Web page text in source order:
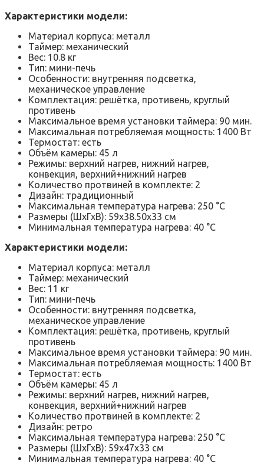
Характеристики модели:
Материал корпуса: металл
Таймер: механический
Вес: 10.8 кг
Тип: мини-печь
Особенности: внутренняя подсветка,
механическое управление
Комплектация: решётка, противень, круглый
противень
Максимальное время установки таймера: 90 мин.
Максимальная потребляемая мощность: 1400 Вт
Термостат: есть
Объём камеры: 45 л
Режимы: верхний нагрев, нижний нагрев,
конвекция, верхний+нижний нагрев
Количество протвиней в комплекте: 2
Дизайн: традиционный
Максимальная температура нагрева: 250 °C
Размеры (ШхГхВ): 59х38.50х33 см
Минимальная температура нагрева: 40 °C
Характеристики модели:
Материал корпуса: металл
Таймер: механический
Вес: 11 кг
Тип: мини-печь
Особенности: внутренняя подсветка,
механическое управление
Комплектация: решётка, противень, круглый
противень
Максимальное время установки таймера: 90 мин.
Максимальная потребляемая мощность: 1400 Вт
Термостат: есть
Объём камеры: 45 л
Режимы: верхний нагрев, нижний нагрев,
конвекция, верхний+нижний нагрев
Количество протвиней в комплекте: 2
Дизайн: ретро
Максимальная температура нагрева: 250 °C
Размеры (ШхГхВ): 59х47х33 см
Минимальная температура нагрева: 40 °C